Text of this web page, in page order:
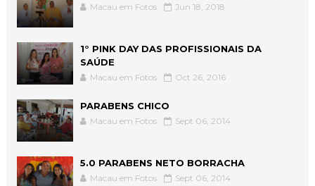
Macau em Fotos Jun 18, 2018
1° PINK DAY DAS PROFISSIONAIS DA
SAÚDE
Macau em Fotos Oct 26, 2016
PARABENS CHICO
Macau em Fotos Sept 06, 2014
5.0 PARABENS NETO BORRACHA
Macau em Fotos Sept 06, 2014